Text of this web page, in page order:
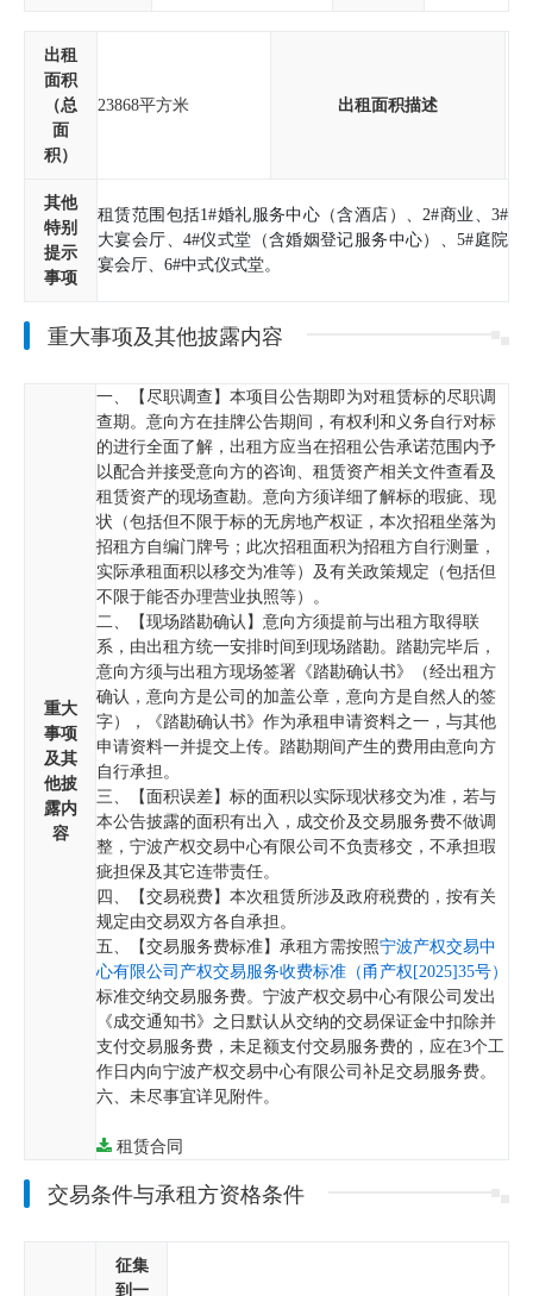
出租
面积
（总
面
积）
23868平方米 出租面积描述
其他
特别
提示
事项
租赁范围包括1#婚礼服务中心（含酒店）、2#商业、3#
大宴会厅、4#仪式堂（含婚姻登记服务中心）、5#庭院
宴会厅、6#中式仪式堂。
重大事项及其他披露内容
重大
事项
及其
他披
露内
容
一、【尽职调查】本项目公告期即为对租赁标的尽职调
查期。意向方在挂牌公告期间，有权利和义务自行对标
的进行全面了解，出租方应当在招租公告承诺范围内予
以配合并接受意向方的咨询、租赁资产相关文件查看及
租赁资产的现场查勘。意向方须详细了解标的瑕疵、现
状（包括但不限于标的无房地产权证，本次招租坐落为
招租方自编门牌号；此次招租面积为招租方自行测量，
实际承租面积以移交为准等）及有关政策规定（包括但
不限于能否办理营业执照等）。
二、【现场踏勘确认】意向方须提前与出租方取得联
系，由出租方统一安排时间到现场踏勘。踏勘完毕后，
意向方须与出租方现场签署《踏勘确认书》（经出租方
确认，意向方是公司的加盖公章，意向方是自然人的签
字），《踏勘确认书》作为承租申请资料之一，与其他
申请资料一并提交上传。踏勘期间产生的费用由意向方
自行承担。
三、【面积误差】标的面积以实际现状移交为准，若与
本公告披露的面积有出入，成交价及交易服务费不做调
整，宁波产权交易中心有限公司不负责移交，不承担瑕
疵担保及其它连带责任。
四、【交易税费】本次租赁所涉及政府税费的，按有关
规定由交易双方各自承担。
五、【交易服务费标准】承租方需按照宁波产权交易中
心有限公司产权交易服务收费标准（甬产权[2025]35号）
标准交纳交易服务费。宁波产权交易中心有限公司发出
《成交通知书》之日默认从交纳的交易保证金中扣除并
支付交易服务费，未足额支付交易服务费的，应在3个工
作日内向宁波产权交易中心有限公司补足交易服务费。
六、未尽事宜详见附件。
租赁合同
交易条件与承租方资格条件
征集
到一